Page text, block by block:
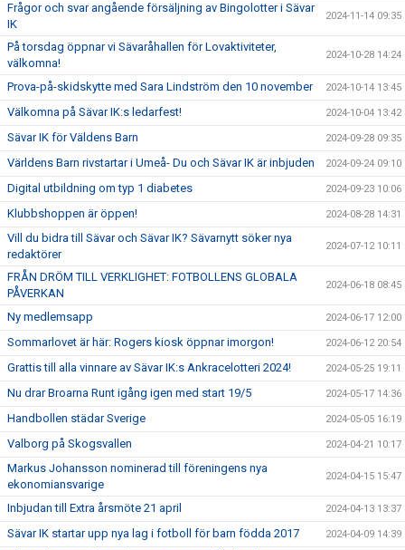
Frågor och svar angående försäljning av Bingolotter i Sävar
IK
2024-11-14 09:35
På torsdag öppnar vi Sävaråhallen för Lovaktiviteter,
välkomna!
2024-10-28 14:24
Prova-på-skidskytte med Sara Lindström den 10 november 2024-10-14 13:45
Välkomna på Sävar IK:s ledarfest! 2024-10-04 13:42
Sävar IK för Väldens Barn 2024-09-28 09:35
Världens Barn rivstartar i Umeå- Du och Sävar IK är inbjuden 2024-09-24 09:10
Digital utbildning om typ 1 diabetes 2024-09-23 10:06
Klubbshoppen är öppen! 2024-08-28 14:31
Vill du bidra till Sävar och Sävar IK? Sävarnytt söker nya
redaktörer
2024-07-12 10:11
FRÅN DRÖM TILL VERKLIGHET: FOTBOLLENS GLOBALA
PÅVERKAN
2024-06-18 08:45
Ny medlemsapp 2024-06-17 12:00
Sommarlovet är här: Rogers kiosk öppnar imorgon! 2024-06-12 20:54
Grattis till alla vinnare av Sävar IK:s Ankracelotteri 2024! 2024-05-25 19:11
Nu drar Broarna Runt igång igen med start 19/5 2024-05-17 14:36
Handbollen städar Sverige 2024-05-05 16:19
Valborg på Skogsvallen 2024-04-21 10:17
Markus Johansson nominerad till föreningens nya
ekonomiansvarige
2024-04-15 15:47
Inbjudan till Extra årsmöte 21 april 2024-04-13 13:37
Sävar IK startar upp nya lag i fotboll för barn födda 2017 2024-04-09 14:39